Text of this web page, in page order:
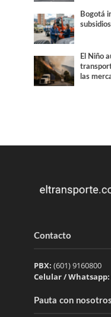
Bogotá
El Niño
las
Contacto
PBX: (601) 9160800
Celular / Whatsapp:
Pauta con nosotros